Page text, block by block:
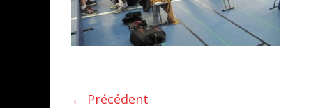
← Précédent